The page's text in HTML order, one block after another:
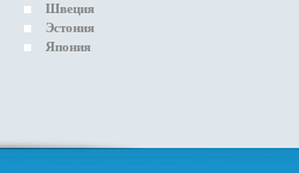
Швеция
Эстония
Япония